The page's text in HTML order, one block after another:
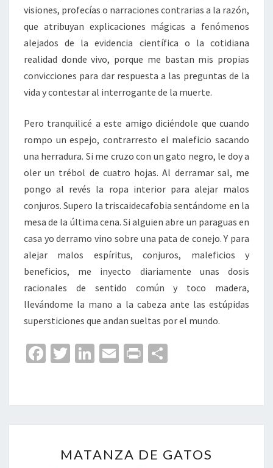
visiones, profecías o narraciones contrarias a la razón,
que atribuyan explicaciones mágicas a fenómenos
alejados de la evidencia científica o la cotidiana
realidad donde vivo, porque me bastan mis propias
convicciones para dar respuesta a las preguntas de la
vida y contestar al interrogante de la muerte.
Pero tranquilicé a este amigo diciéndole que cuando
rompo un espejo, contrarresto el maleficio sacando
una herradura. Si me cruzo con un gato negro, le doy a
oler un trébol de cuatro hojas. Al derramar sal, me
pongo al revés la ropa interior para alejar malos
conjuros. Supero la triscaidecafobia sentándome en la
mesa de la última cena. Si alguien abre un paraguas en
casa yo derramo vino sobre una pata de conejo. Y para
alejar malos espíritus, conjuros, maleficios y
beneficios, me inyecto diariamente unas dosis
racionales de sentido común y toco madera,
llevándome la mano a la cabeza ante las estúpidas
supersticiones que andan sueltas por el mundo.
Fa
o
o
T
er
Li
dI
n
E
l
Pr
p
ar
tir
DE
MATANZA DE GATOS